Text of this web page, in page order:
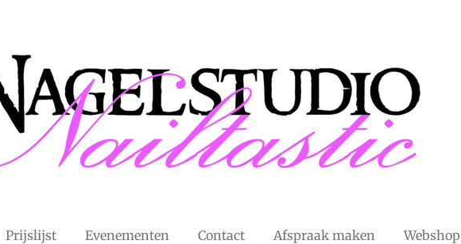
Prijslijst Evenementen Contact Afspraak maken Webshop